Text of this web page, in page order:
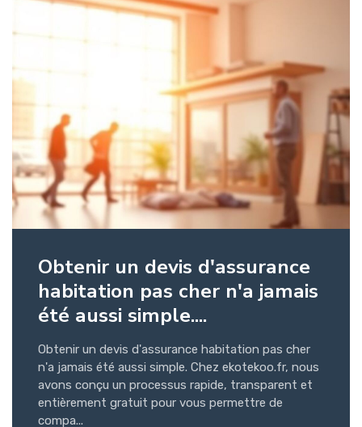
Obtenir un devis d'assurance
habitation pas cher n'a jamais
été aussi simple....
Obtenir un devis d'assurance habitation pas cher
n'a jamais été aussi simple. Chez ekotekoo.fr, nous
avons conçu un processus rapide, transparent et
entièrement gratuit pour vous permettre de
compa...